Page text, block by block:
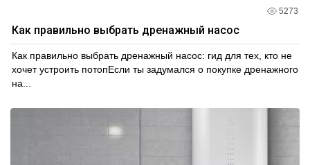
5273
Как правильно выбрать дренажный насос
Как правильно выбрать дренажный насос: гид для тех, кто не
хочет устроить потопЕсли ты задумался о покупке дренажного
на...